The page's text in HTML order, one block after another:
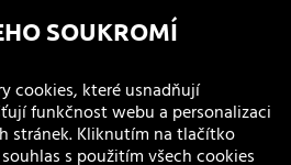
- Vlasová kosmetika
e-shopu a prodejen
SOUKROMÍ
cookies, které usnadňují
funkčnost webu a personalizaci
stránek. Kliknutím na tlačítko
s použitím všech cookies